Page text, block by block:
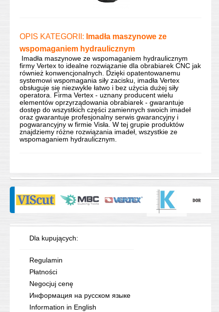
OPIS KATEGORII: Imadła maszynowe ze
wspomaganiem hydraulicznym
Imadła maszynowe ze wspomaganiem hydraulicznym
firmy Vertex to idealne rozwiązanie dla obrabiarek CNC jak
również konwencjonalnych. Dzięki opatentowanemu
systemowi wspomagania siły zacisku, imadła Vertex
obsługuje się niezwykle łatwo i bez użycia dużej siły
operatora. Firma Vertex - uznany producent wielu
elementów oprzyrządowania obrabiarek - gwarantuje
dostęp do wszystkich części zamiennych swoich imadeł
oraz gwarantuje profesjonalny serwis gwarancyjny i
pogwarancyjny w firmie Visła. W tej grupie produktów
znajdziemy różne rozwiązania imadeł, wszystkie ze
wspomaganiem hydraulicznym.
Dla kupujących:
Regulamin
Płatności
Negocjuj cenę
Информация на русском языке
Information in English